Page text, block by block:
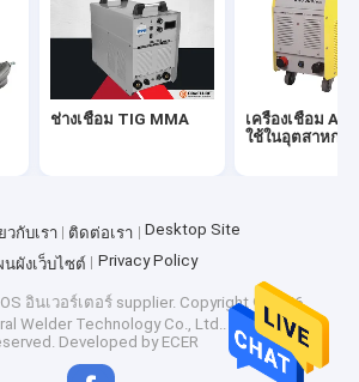
ช่างเชื่อม TIG MMA
เครื่องเชื่อม
ใช้ในอุตสาหกร
วกับเรา ติดต่อเรา
Desktop Site
นผังเว็บไซต์
Privacy Policy
อินเวอร์เตอร์ supplier. Copyright © 2026
Welder Technology Co., Ltd.. All Rights
Developed by ECER